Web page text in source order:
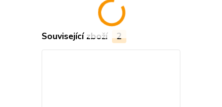
Související zboží 2